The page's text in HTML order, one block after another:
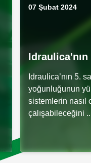
07 Şubat 2024
Idraulica'nın
Idraulica’nın 5.
yoğunluğunun
sistemlerin nasıl
çalışabileceğini